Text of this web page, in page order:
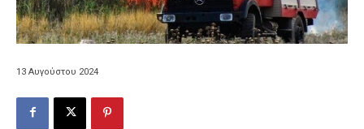
13 Αυγούστου 2024